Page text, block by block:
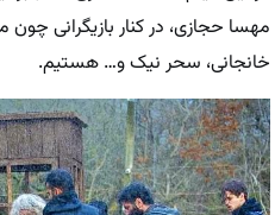
مهسا حجازی، در کنار بازیگرانی
خانجانی، سحر نیک و… هستیم.